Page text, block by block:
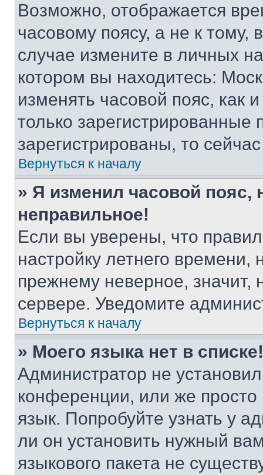
Возможно, отображается
часовому поясу, а не к тому,
случае измените в личных
котором вы находитесь:
изменять часовой пояс, как
только
зарегистрированы, то
Вернуться к началу
» Я изменил часовой пояс,
неправильное!
Если вы уверены, что
настройку летнего
прежнему неверное, значит,
сервере. Уведомите
Вернуться к началу
» Моего языка нет в списке!
Администратор не
конференции, или же
язык. Попробуйте узнать у
ли он установить нужный
языкового пакета не